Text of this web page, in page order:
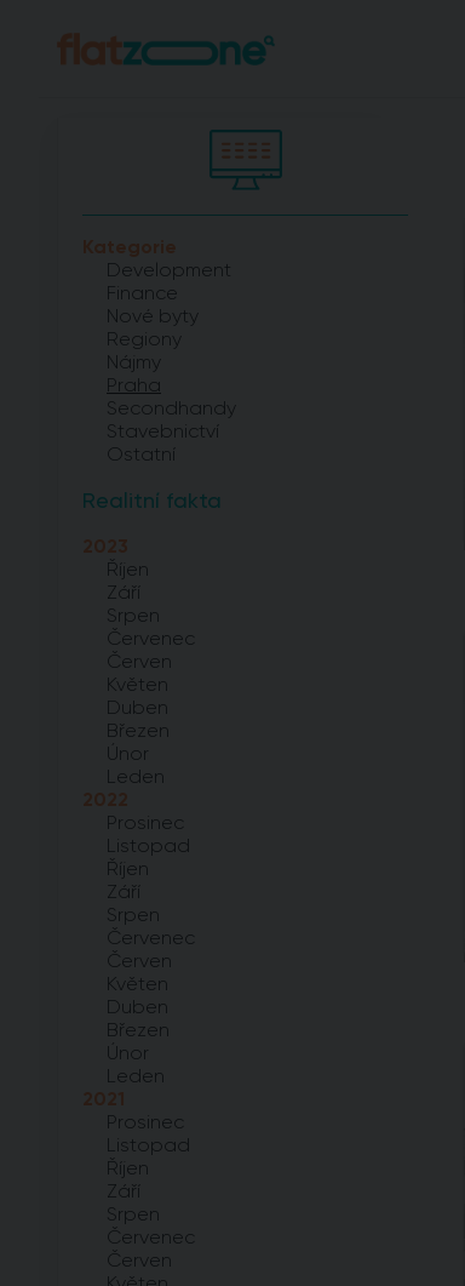
Kategorie
Development
Finance
Nové byty
Regiony
Nájmy
Praha
Secondhandy
Stavebnictví
Ostatní
Realitní fakta
2023
Říjen
Září
Srpen
Červenec
Červen
Květen
Duben
Březen
Únor
Leden
2022
Prosinec
Listopad
Říjen
Září
Srpen
Červenec
Červen
Květen
Duben
Březen
Únor
Leden
2021
Prosinec
Listopad
Říjen
Září
Srpen
Červenec
Červen